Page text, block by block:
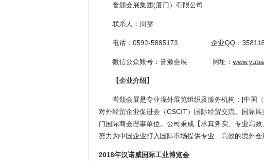
誉颁会展集团(厦门）有限公司
联系人：周雯
电话：0592-5885173 企业QQ：
微信公众账号：誉颁会展 网址：
【企业介绍】
誉颁会展是专业境外展览组织及服务机构；[中国
对外经贸企业促进会（CSCIT）国际经贸交流、国际
门国际商会理事单位。公司秉成【求真务实、专业高
努力为中国企业打入国际市场提供专业、高效的境外会
2018年汉诺威国际工业博览会